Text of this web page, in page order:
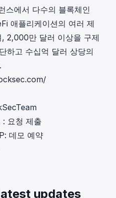
스에서 다수의 블록체인
애플리케이션의 여러 제
2,000만 달러 이상을 구제
하고 수십억 달러 상당의
: 요청 제출
: 데모 예약
updates